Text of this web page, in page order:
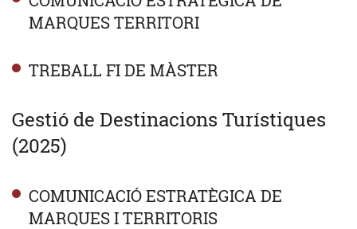
MARQUES TERRITORI
TREBALL FI DE MÀSTER
Gestió de Destinacions Turístiques
(2025)
COMUNICACIÓ ESTRATÈGICA DE
MARQUES I TERRITORIS